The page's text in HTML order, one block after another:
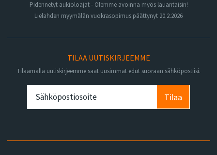
Pidennetyt aukioloajat - Olemme avoinna myös lauantaisin!
Lielahden myymälän vuokrasopimus päättynyt 20.2.2026
TILAA UUTISKIRJEEMME
Tilaamalla uutiskirjeemme saat uusimmat edut suoraan sähköpostiisi.
Tilaa